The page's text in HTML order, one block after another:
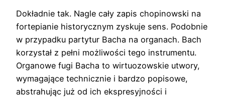
Dokładnie tak. Nagle cały zapis chopinowski na
fortepianie historycznym zyskuje sens. Podobnie
w przypadku partytur Bacha na organach. Bach
korzystał z pełni możliwości tego instrumentu.
Organowe fugi Bacha to wirtuozowskie utwory,
wymagające technicznie i bardzo popisowe,
abstrahując już od ich ekspresyjności i